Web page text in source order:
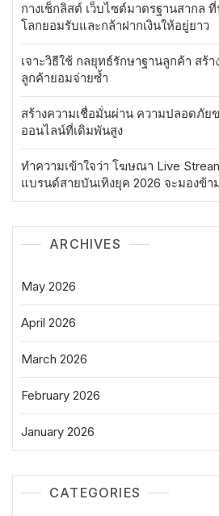
กางเช็กลิสต์ เว็บไซต์มาตรฐานสากล
โลกยอมรับและกล้าฝากเงินให้อยู่ยาว
เจาะวิธีใช้ กลยุทธ์รักษาฐานลูกค้า สร้
ลูกค้ายอมจ่ายซ้ำ
สร้างความเชื่อมั่นผ่าน ความปลอดภัย
ออนไลน์ที่เดิมพันสูง
ทำความเข้าใจว่า โฆษณา Live
แบรนด์สายบันเทิงยุค 2026 จะมองข้
ARCHIVES
May 2026
April 2026
March 2026
February 2026
January 2026
CATEGORIES